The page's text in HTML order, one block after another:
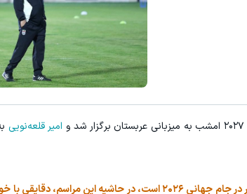
امیر قلعه‌نویی
قلعه‌نویی که این روزها مشغول آماده‌سازی تیم ملی ایران برای حضور در جام جهانی ۲۰۲۶ است، در